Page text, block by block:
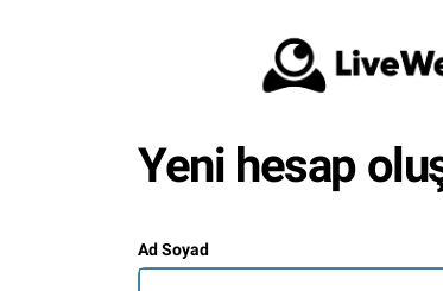
Yeni hesap
Ad Soyad